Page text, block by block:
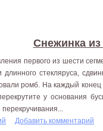
Снежинка из
первого из шести
длинного стекляруса,
ромб. На каждый конец
у основания
Добавить комментарий